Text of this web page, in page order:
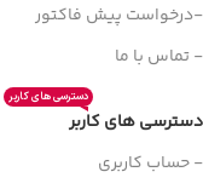
-درخواست پیش فاکتور
- تماس با ما
دسترسی های کاربر
دسترسی های کاربر
- حساب کاربری